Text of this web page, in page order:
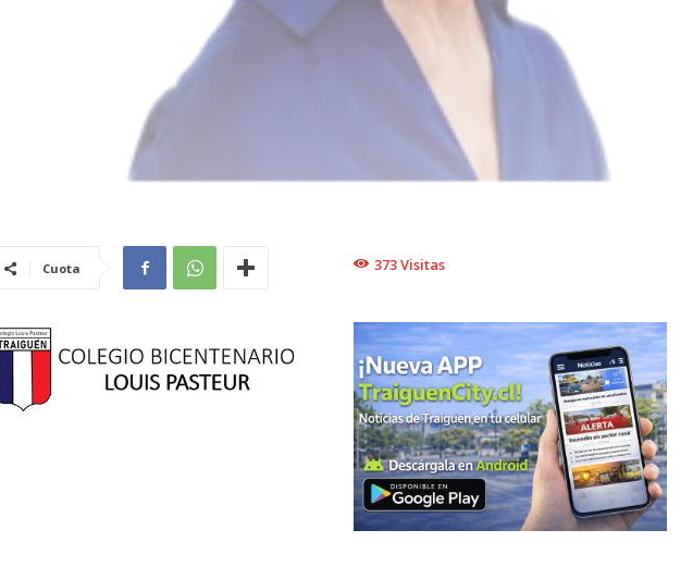
Cuota 373Visitas